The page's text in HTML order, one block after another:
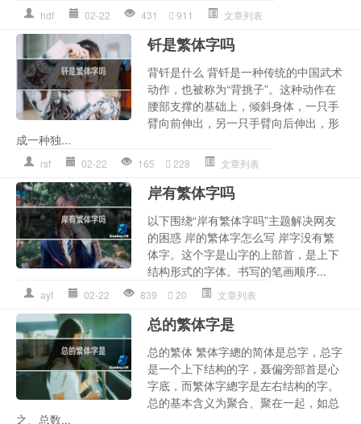
hdf 02-22 431 911 文章列表
钎是繁体字吗
背钎是什么 背钎是一种传统的中国武术
动作，也被称为“背挑子”。这种动作在
腰部支撑的基础上，倾斜身体，一只手
臂向前伸出，另一只手臂向后伸出，形
成一种独...
rsf 02-22 165 228 文章列表
岸有繁体字吗
以下围绕“岸有繁体字吗”主题解决网友
的困惑 岸的繁体字怎么写 岸字没有繁
体字。这个字是山字的上部首，是上下
结构形式的字体。书写的笔画顺序...
ayf 02-22 839 20 文章列表
总的繁体字是
总的繁体 繁体字總的简体是总字，总字
是一个上下结构的字，聂偏旁部首是心
字底，而繁体字總字是左右结构的字。
总的基本含义为聚合、聚在一起，如总
之、总数...